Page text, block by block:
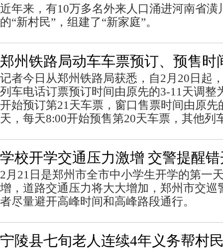
近年来，有10万多名外来人口涌进河南省潢
的“新村民”，组建了“新家庭”。
郑州铁路局动车车票预订、预售时
记者今日从郑州铁路局获悉，自2月20日起
列车电话订票预订时间由原先的3-11天调整
开始预订第21天车票，窗口售票时间由原先
天，每天8:00开始预售第20天车票，其他列
学校开学交通压力激增 交警提醒
2月21日是郑州市全市中小学生开学的第一
增，道路交通压力将大大增加，郑州市交巡
者尽量避开高峰时间和高峰路段通行。
宁陵县七旬老人连续4年义务帮村